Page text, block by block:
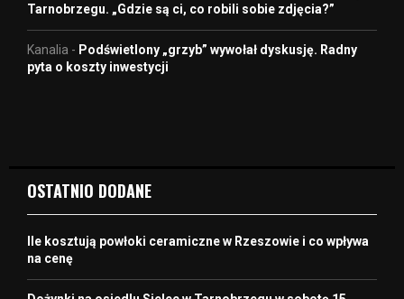
Tarnobrzegu. „Gdzie są ci, co robili sobie zdjęcia?”
Kanalia - Podświetlony „grzyb” wywołał dyskusję. Radny
pyta o koszty inwestycji
OSTATNIO DODANE
Ile kosztują powłoki ceramiczne w Rzeszowie i co wpływa
na cenę